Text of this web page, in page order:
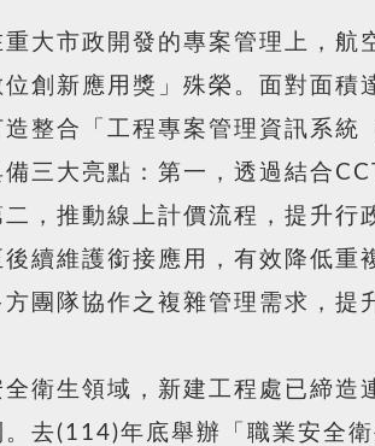
重大市政開發的專案管理上，
位創新應用獎」殊榮。面對面
造整合「工程專案管理資訊系統
備三大亮點：第一，透過結合
二，推動線上計價流程，提升行
續維護銜接應用，有效降低重
團隊協作之複雜管理需求，提
全衛生領域，新建工程處已締
。去(114)年底舉辦「職業安全